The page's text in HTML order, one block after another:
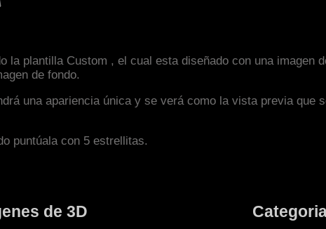
la plantilla Custom , el cual esta diseñado con una imagen
de fondo.
una apariencia única y se verá como la vista previa que
puntúala con 5 estrellitas.
de 3D